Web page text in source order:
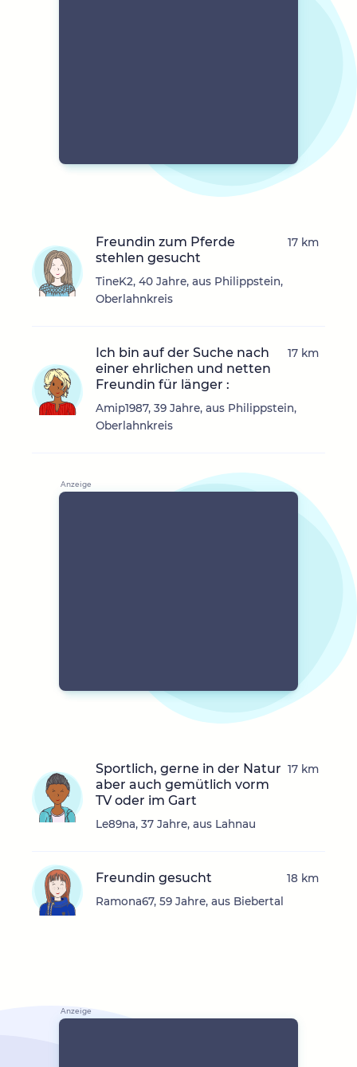
Freundin zum Pferde
stehlen gesucht
TineK2, 40 Jahre, aus Philippstein,
Oberlahnkreis
17 km
Ich bin auf der Suche nach
einer ehrlichen und netten
Freundin für länger :
Amip1987, 39 Jahre, aus Philippstein,
Oberlahnkreis
17 km
Sportlich, gerne in der Natur
aber auch gemütlich vorm
TV oder im Gart
Le89na, 37 Jahre, aus Lahnau
17 km
Freundin gesucht
Ramona67, 59 Jahre, aus Biebertal
18 km